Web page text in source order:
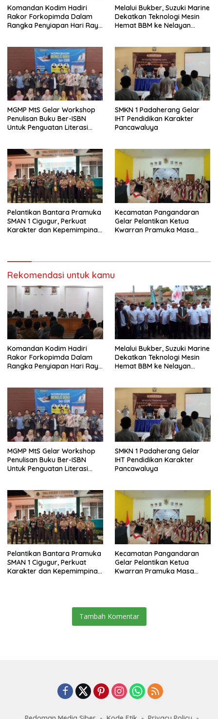
Komandan Kodim Hadiri
Rakor Forkopimda Dalam
Rangka Penyiapan Hari Raya
Melalui Bukber, Suzuki Marine
Dekatkan Teknologi Mesin
Hemat BBM ke Nelayan
MGMP MtS Gelar Workshop
Penulisan Buku Ber-ISBN
Untuk Penguatan Literasi
SMKN 1 Padaherang Gelar
IHT Pendidikan Karakter
Pancawaluya
Pelantikan Bantara Pramuka
SMAN 1 Cigugur, Perkuat
Karakter dan Kepemimpinan
Kecamatan Pangandaran
Gelar Pelantikan Ketua
Kwarran Pramuka Masa
Rekomendasi untuk kamu
Komandan Kodim Hadiri
Rakor Forkopimda Dalam
Rangka Penyiapan Hari Raya
Melalui Bukber, Suzuki Marine
Dekatkan Teknologi Mesin
Hemat BBM ke Nelayan
MGMP MtS Gelar Workshop
Penulisan Buku Ber-ISBN
Untuk Penguatan Literasi
SMKN 1 Padaherang Gelar
IHT Pendidikan Karakter
Pancawaluya
Pelantikan Bantara Pramuka
SMAN 1 Cigugur, Perkuat
Karakter dan Kepemimpinan
Kecamatan Pangandaran
Gelar Pelantikan Ketua
Kwarran Pramuka Masa
Tambah Komentar